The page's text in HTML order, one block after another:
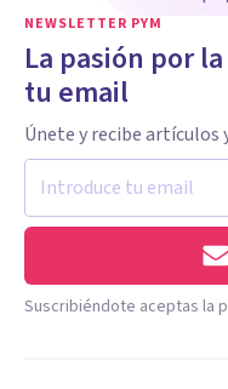
NEWSLETTER PYM
La pasión por
tu email
Únete y recibe artículos
Suscribiéndote aceptas la